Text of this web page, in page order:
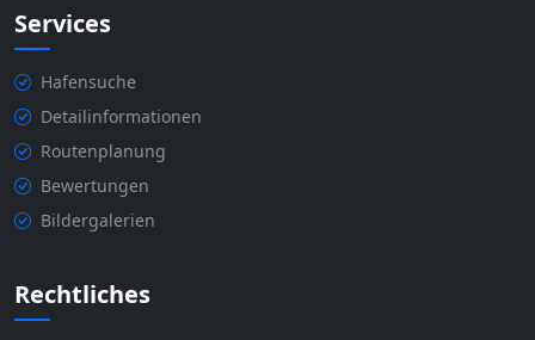
Services
Hafensuche
Detailinformationen
Routenplanung
Bewertungen
Bildergalerien
Rechtliches